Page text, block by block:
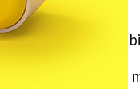
d’educació
però